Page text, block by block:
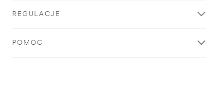
REGULACJE
POMOC